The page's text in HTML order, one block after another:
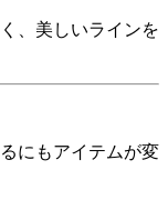
、美しいラインを
にもアイテムが変